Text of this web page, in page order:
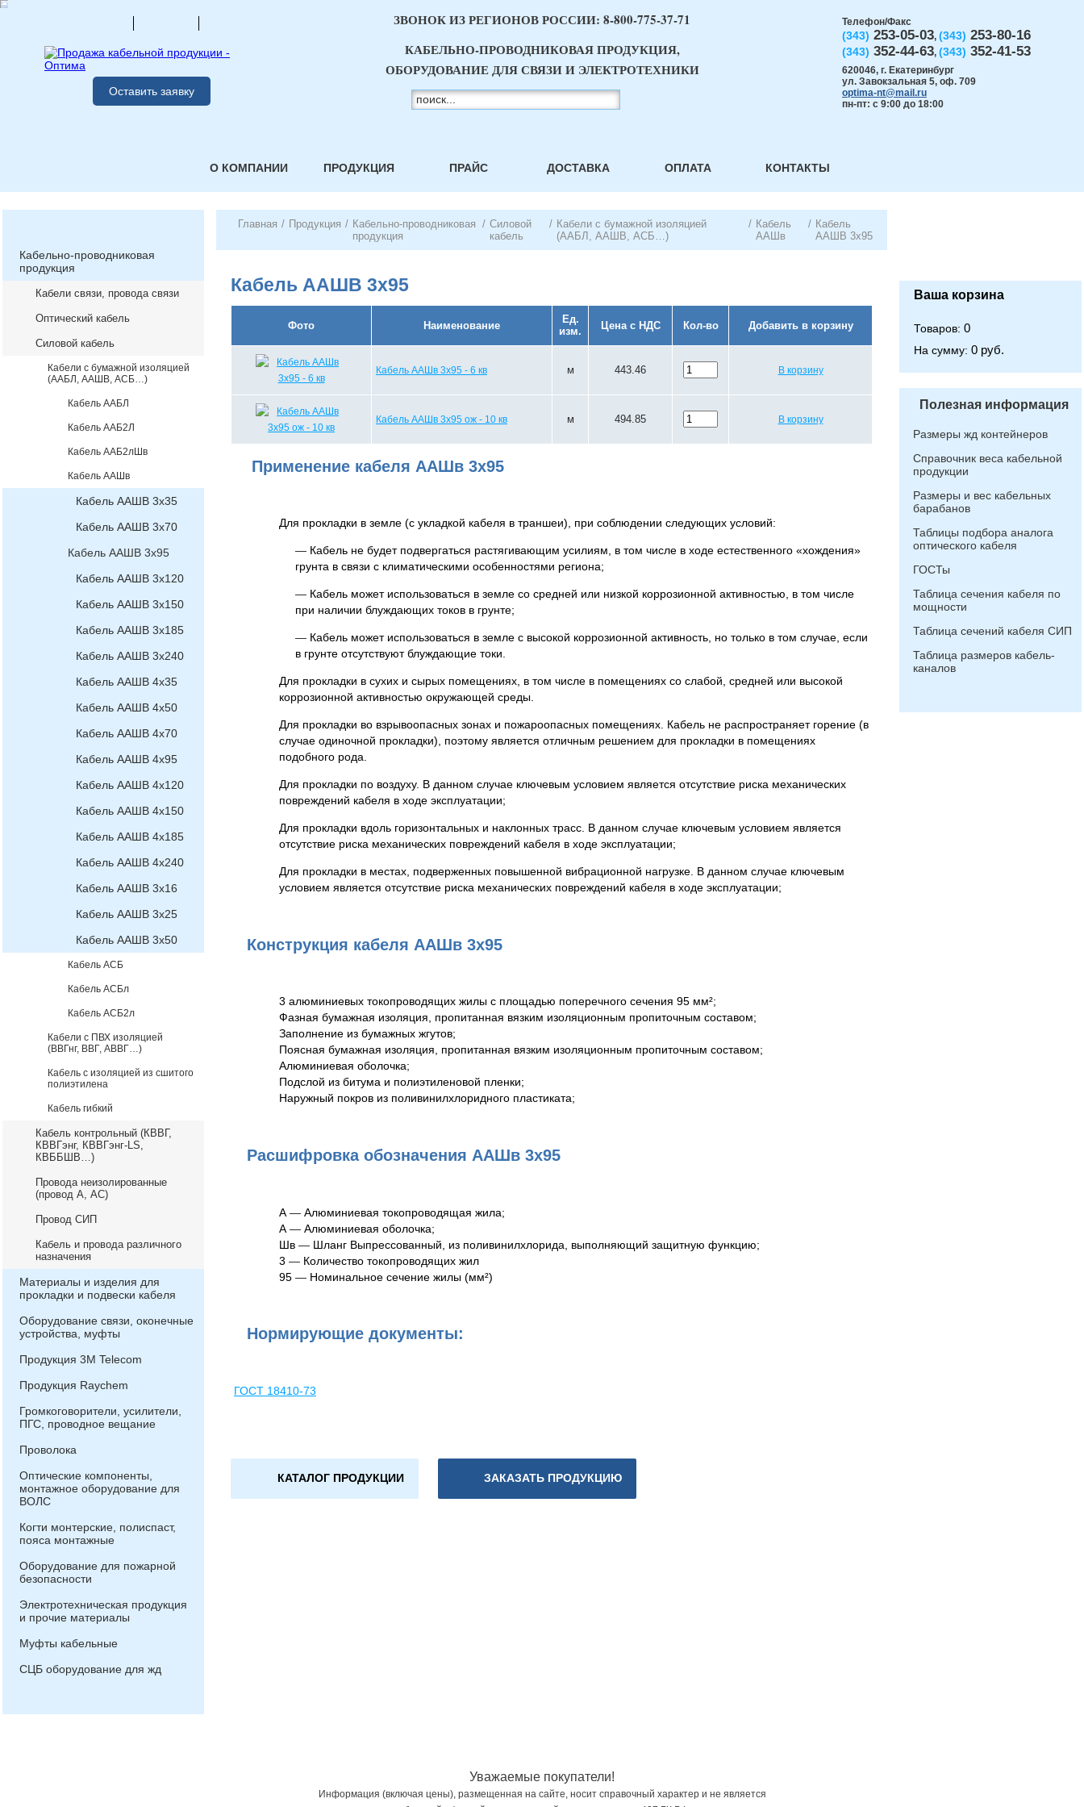
Оставить заявку
Телефон/Факс
(343) 253-05-03, (343) 253-80-16
(343) 352-44-63, (343) 352-41-53
620046, г. Екатеринбург
ул. Завокзальная 5, оф. 709
optima-nt@mail.ru
пн-пт: с 9:00 до 18:00
ЗВОНОК ИЗ РЕГИОНОВ РОССИИ: 8-800-775-37-71
КАБЕЛЬНО-ПРОВОДНИКОВАЯ ПРОДУКЦИЯ,
ОБОРУДОВАНИЕ ДЛЯ СВЯЗИ И ЭЛЕКТРОТЕХНИКИ
О КОМПАНИИ ПРОДУКЦИЯ ПРАЙС ДОСТАВКА ОПЛАТА КОНТАКТЫ
Кабельно-проводниковая
продукция
Кабели связи, провода связи
Оптический кабель
Силовой кабель
Кабели с бумажной изоляцией
(ААБЛ, ААШВ, АСБ…)
Кабель ААБЛ
Кабель ААБ2Л
Кабель ААБ2лШв
Кабель ААШв
Кабель ААШВ 3х35
Кабель ААШВ 3х70
Кабель ААШВ 3х95
Кабель ААШВ 3х120
Кабель ААШВ 3х150
Кабель ААШВ 3х185
Кабель ААШВ 3х240
Кабель ААШВ 4х35
Кабель ААШВ 4х50
Кабель ААШВ 4х70
Кабель ААШВ 4х95
Кабель ААШВ 4х120
Кабель ААШВ 4х150
Кабель ААШВ 4х185
Кабель ААШВ 4х240
Кабель ААШВ 3х16
Кабель ААШВ 3х25
Кабель ААШВ 3х50
Кабель АСБ
Кабель АСБл
Кабель АСБ2л
Кабели с ПВХ изоляцией
(ВВГнг, ВВГ, АВВГ…)
Кабель с изоляцией из сшитого
полиэтилена
Кабель гибкий
Кабель контрольный (КВВГ,
КВВГэнг, КВВГэнг-LS,
КВББШВ…)
Провода неизолированные
(провод А, АС)
Провод СИП
Кабель и провода различного
назначения
Материалы и изделия для
прокладки и подвески кабеля
Оборудование связи, оконечные
устройства, муфты
Продукция 3М Telecom
Продукция Raychem
Громкоговорители, усилители,
ПГС, проводное вещание
Проволока
Оптические компоненты,
монтажное оборудование для
ВОЛС
Когти монтерские, полиспаст,
пояса монтажные
Оборудование для пожарной
безопасности
Электротехническая продукция
и прочие материалы
Муфты кабельные
СЦБ оборудование для жд
Главная / Продукция / Кабельно-проводниковая
продукция
/ Силовой
кабель
/ Кабели с бумажной изоляцией
(ААБЛ, ААШВ, АСБ…)
/ Кабель
ААШв
/ Кабель
ААШВ 3х95
Кабель ААШВ 3х95
Фото Наименование
Ед.
изм.
Цена с НДС Кол-во Добавить в корзину
Кабель ААШв 3х95 - 6 кв м 443.46 В корзину
Кабель ААШв 3х95 ож - 10 кв м 494.85 В корзину
Применение кабеля ААШв 3х95
Для прокладки в земле (с укладкой кабеля в траншеи), при соблюдении следующих условий:
— Кабель не будет подвергаться растягивающим усилиям, в том числе в ходе естественного «хождения»
грунта в связи с климатическими особенностями региона;
— Кабель может использоваться в земле со средней или низкой коррозионной активностью, в том числе
при наличии блуждающих токов в грунте;
— Кабель может использоваться в земле с высокой коррозионной активность, но только в том случае, если
в грунте отсутствуют блуждающие токи.
Для прокладки в сухих и сырых помещениях, в том числе в помещениях со слабой, средней или высокой
коррозионной активностью окружающей среды.
Для прокладки во взрывоопасных зонах и пожароопасных помещениях. Кабель не распространяет горение (в
случае одиночной прокладки), поэтому является отличным решением для прокладки в помещениях
подобного рода.
Для прокладки по воздуху. В данном случае ключевым условием является отсутствие риска механических
повреждений кабеля в ходе эксплуатации;
Для прокладки вдоль горизонтальных и наклонных трасс. В данном случае ключевым условием является
отсутствие риска механических повреждений кабеля в ходе эксплуатации;
Для прокладки в местах, подверженных повышенной вибрационной нагрузке. В данном случае ключевым
условием является отсутствие риска механических повреждений кабеля в ходе эксплуатации;
Конструкция кабеля ААШв 3х95
3 алюминиевых токопроводящих жилы с площадью поперечного сечения 95 мм²;
Фазная бумажная изоляция, пропитанная вязким изоляционным пропиточным составом;
Заполнение из бумажных жгутов;
Поясная бумажная изоляция, пропитанная вязким изоляционным пропиточным составом;
Алюминиевая оболочка;
Подслой из битума и полиэтиленовой пленки;
Наружный покров из поливинилхлоридного пластиката;
Расшифровка обозначения ААШв 3х95
А — Алюминиевая токопроводящая жила;
А — Алюминиевая оболочка;
Шв — Шланг Выпрессованный, из поливинилхлорида, выполняющий защитную функцию;
3 — Количество токопроводящих жил
95 — Номинальное сечение жилы (мм²)
Нормирующие документы:
ГОСТ 18410-73
КАТАЛОГ ПРОДУКЦИИ ЗАКАЗАТЬ ПРОДУКЦИЮ
Ваша корзина
Товаров: 0
На сумму: 0 руб.
Полезная информация
Размеры жд контейнеров
Справочник веса кабельной
продукции
Размеры и вес кабельных
барабанов
Таблицы подбора аналога
оптического кабеля
ГОСТы
Таблица сечения кабеля по
мощности
Таблица сечений кабеля СИП
Таблица размеров кабель-
каналов
Уважаемые покупатели!
Информация (включая цены), размещенная на сайте, носит справочный характер и не является